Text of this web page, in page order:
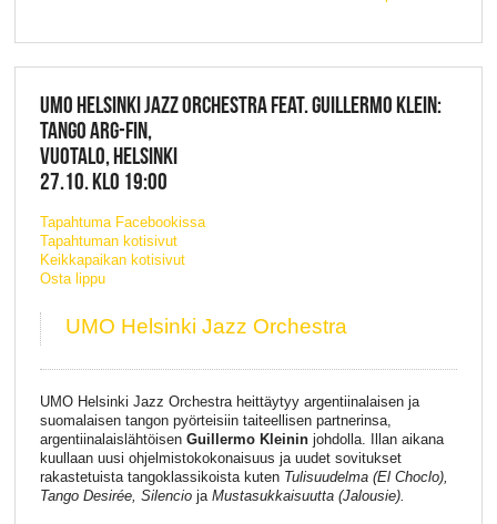
UMO HELSINKI JAZZ ORCHESTRA FEAT. GUILLERMO KLEIN:
TANGO ARG-FIN,
VUOTALO, HELSINKI
27.10. KLO 19:00
Tapahtuma Facebookissa
Tapahtuman kotisivut
Keikkapaikan kotisivut
Osta lippu
UMO Helsinki Jazz Orchestra
UMO Helsinki Jazz Orchestra heittäytyy argentiinalaisen ja
suomalaisen tangon pyörteisiin taiteellisen partnerinsa,
argentiinalaislähtöisen Guillermo Kleinin johdolla. Illan aikana
kuullaan uusi ohjelmistokokonaisuus ja uudet sovitukset
rakastetuista tangoklassikoista kuten Tulisuudelma (El Choclo),
Tango Desirée, Silencio jaMustasukkaisuutta (Jalousie).